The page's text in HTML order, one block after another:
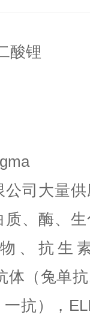
酸锂
司大量
、酶、
、抗生
体（兔单
抗），